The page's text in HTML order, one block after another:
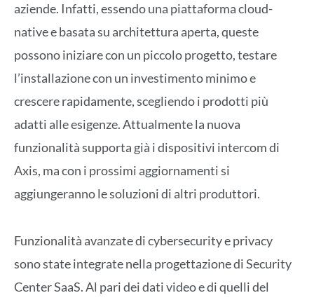
aziende. Infatti, essendo una piattaforma cloud-
native e basata su architettura aperta, queste
possono iniziare con un piccolo progetto, testare
l’installazione con un investimento minimo e
crescere rapidamente, scegliendo i prodotti più
adatti alle esigenze. Attualmente la nuova
funzionalità supporta già i dispositivi intercom di
Axis, ma con i prossimi aggiornamenti si
aggiungeranno le soluzioni di altri produttori.
Funzionalità avanzate di cybersecurity e privacy
sono state integrate nella progettazione di Security
Center SaaS. Al pari dei dati video e di quelli del